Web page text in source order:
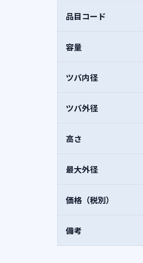
品目コード
容量
ツバ内径
ツバ外径
高さ
最大外径
価格（税別）
備考